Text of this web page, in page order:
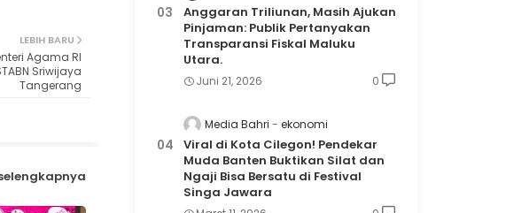
LEBIH BARU
Agama RI
Sriwijaya
Tangerang
Anggaran Triliunan, Masih Ajukan
Pinjaman: Publik Pertanyakan
Transparansi Fiskal Maluku
Utara.
Juni 21, 2026 0
Media Bahri ekonomi
Viral di Kota Cilegon! Pendekar
Muda Banten Buktikan Silat dan
Ngaji Bisa Bersatu di Festival
Singa Jawara